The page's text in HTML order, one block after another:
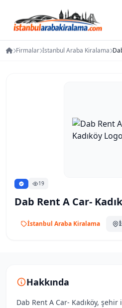
Firmalar İstanbul Araba Kiralama
19
Dab Rent A Car-
İstanbul Araba Kiralama
Hakkında
Dab Rent A Car- Kadıköy,